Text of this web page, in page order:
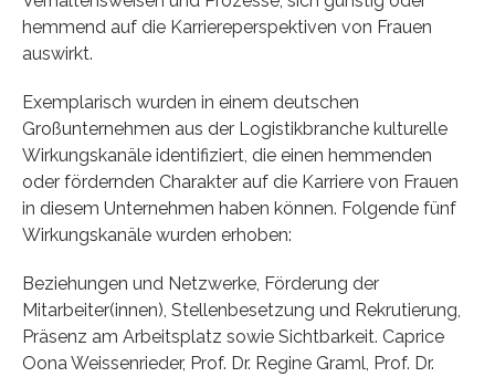
hemmend auf die Karriereperspektiven von Frauen
auswirkt.
Exemplarisch wurden in einem deutschen
Großunternehmen aus der Logistikbranche kulturelle
Wirkungskanäle identifiziert, die einen hemmenden
oder fördernden Charakter auf die Karriere von Frauen
in diesem Unternehmen haben können. Folgende fünf
Wirkungskanäle wurden erhoben:
Beziehungen und Netzwerke, Förderung der
Mitarbeiter(innen), Stellenbesetzung und Rekrutierung,
Präsenz am Arbeitsplatz sowie Sichtbarkeit. Caprice
Oona Weissenrieder, Prof. Dr. Regine Graml, Prof. Dr.